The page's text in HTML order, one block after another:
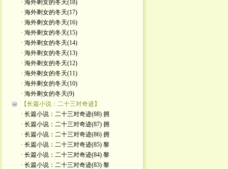
· 海外剩女的冬天(18)
· 海外剩女的冬天(17)
· 海外剩女的冬天(16)
· 海外剩女的冬天(15)
· 海外剩女的冬天(14)
· 海外剩女的冬天(13)
· 海外剩女的冬天(12)
· 海外剩女的冬天(11)
· 海外剩女的冬天(10)
· 海外剩女的冬天(9)
【长篇小说：二十三对奇迹】
· 长篇小说：二十三对奇迹(88) 拥
· 长篇小说：二十三对奇迹(87) 拥
· 长篇小说：二十三对奇迹(86) 拥
· 长篇小说：二十三对奇迹(85) 黎
· 长篇小说：二十三对奇迹(84) 黎
· 长篇小说：二十三对奇迹(83) 黎